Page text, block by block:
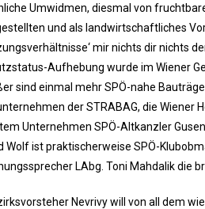
Umwidmen, diesmal von
und als landwirtschaftliches
mir nichts dir nichts
Aufhebung wurde im Wiener
sind einmal mehr SPÖ-nahe
der STRABAG, die Wiener
Unternehmen SPÖ-Altkanzler
Wolf ist praktischerweise SPÖ-
LAbg. Toni Mahdalik die
Nevrivy will von all dem